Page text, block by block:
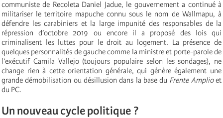
communiste de Recoleta Daniel Jadue, le gouvernement a continué à
militariser le territoire mapuche connu sous le nom de Wallmapu, à
défendre les carabiniers et la large impunité des responsables de la
répression d’octobre 2019 ou encore il a proposé des lois qui
criminalisent les luttes pour le droit au logement. La présence de
quelques personnalités de gauche comme la ministre et porte-parole de
l’exécutif Camila Vallejo (toujours populaire selon les sondages), ne
change rien à cette orientation générale, qui génère également une
grande démobilisation ou désillusion dans la base du Frente Amplioet
du PC.
Un nouveau cycle politique ?